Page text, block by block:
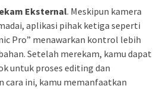
Eksternal. Meskipun kamera
aplikasi pihak ketiga seperti
Pro” menawarkan kontrol lebih
Setelah merekam, kamu dapat
untuk proses editing dan
cara ini, kamu memanfaatkan